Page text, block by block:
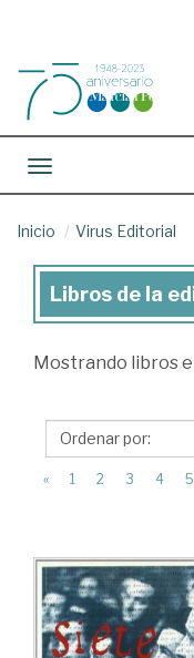
Toggle navigation
Inicio Virus Editorial
Libros
la
Virus
Editorial
Libros de la
Mostrando libros
« 1 2 3 4 5